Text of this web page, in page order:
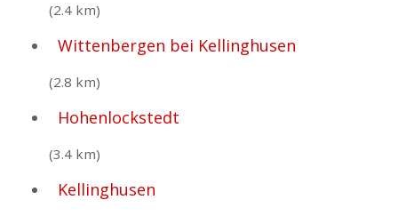
(2.4 km)
Wittenbergen bei Kellinghusen
(2.8 km)
Hohenlockstedt
(3.4 km)
Kellinghusen